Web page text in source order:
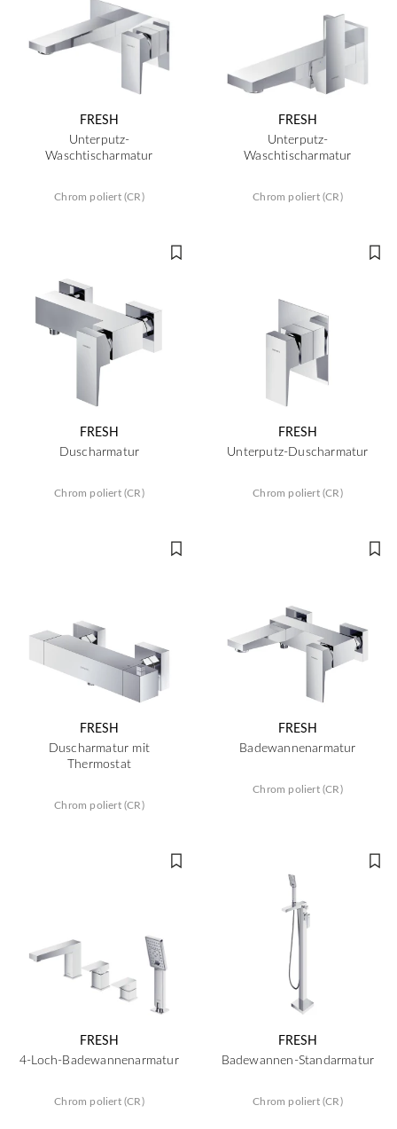
FRESH
Unterputz-
Waschtischarmatur
Chrom poliert (CR)
FRESH
Unterputz-
Waschtischarmatur
Chrom poliert (CR)
FRESH
Duscharmatur
Chrom poliert (CR)
FRESH
Unterputz-Duscharmatur
Chrom poliert (CR)
FRESH
Duscharmatur mit
Thermostat
Chrom poliert (CR)
FRESH
Badewannenarmatur
Chrom poliert (CR)
FRESH
4-Loch-Badewannenarmatur
Chrom poliert (CR)
FRESH
Badewannen-Standarmatur
Chrom poliert (CR)